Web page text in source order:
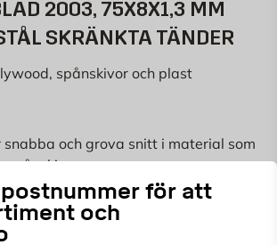
för att
och
2003, 75X8X1,3 MM
SKRÄNKTA TÄNDER
spånskivor och plast
och grova snitt i material som
spånskivor.